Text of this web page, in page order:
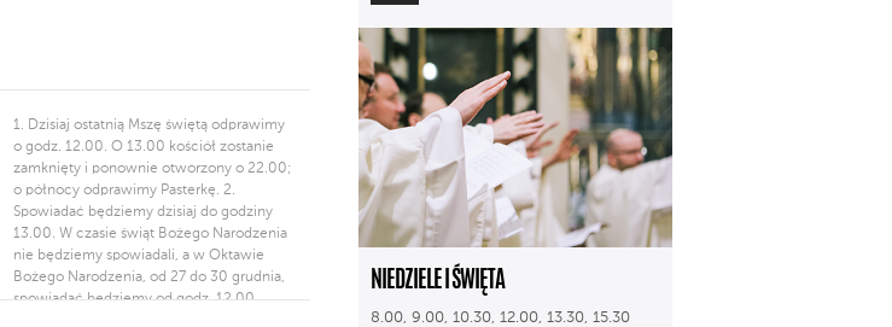
1. Dzisiaj ostatnią Mszę świętą odprawimy
o godz. 12.00. O 13.00 kościół zostanie
zamknięty i ponownie otworzony o 22.00;
o północy odprawimy Pasterkę. 2.
Spowiadać będziemy dzisiaj do godziny
13.00. W czasie świąt Bożego Narodzenia
nie będziemy spowiadali, a w Oktawie
Bożego Narodzenia, od 27 do 30 grudnia,
spowiadać będziemy od godz. 12.00
NIEDZIELE I ŚWIĘTA
8.00, 9.00, 10.30, 12.00, 13.30, 15.30